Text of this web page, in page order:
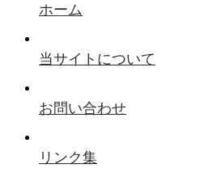
ホーム
当サイトについて
お問い合わせ
リンク集